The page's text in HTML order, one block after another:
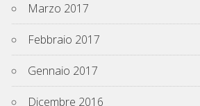
Marzo 2017
Febbraio 2017
Gennaio 2017
Dicembre 2016